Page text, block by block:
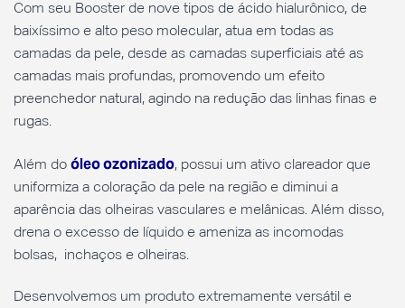
Com seu Booster de nove tipos de ácido hialurônico, de
baixíssimo e alto peso molecular, atua em todas as
camadas da pele, desde as camadas superficiais até as
camadas mais profundas, promovendo um efeito
preenchedor natural, agindo na redução das linhas finas e
rugas.
Além do óleo ozonizado, possui um ativo clareador que
uniformiza a coloração da pele na região e diminui a
aparência das olheiras vasculares e melânicas. Além disso,
drena o excesso de líquido e ameniza as incomodas
bolsas, inchaços e olheiras.
Desenvolvemos um produto extremamente versátil e